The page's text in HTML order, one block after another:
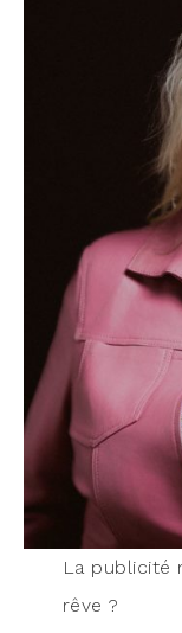
La publi­ci­té
rêve ?